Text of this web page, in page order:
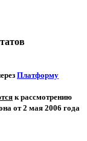
Платформу
к рассмотрению
от 2 мая 2006 года